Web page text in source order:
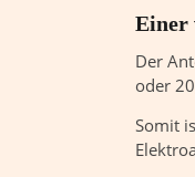
Einer
Der
oder
Somit